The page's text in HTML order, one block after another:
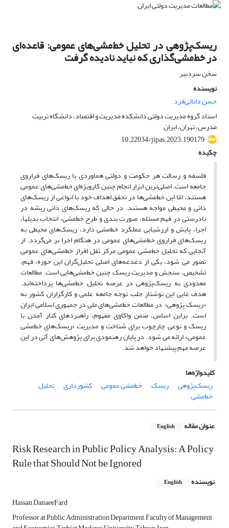
ریسک‌پژوهی در تحلیل خط‌مشی‌های عمومی: قاعده‌ای
در خط‌مشی‌گذاری که نباید نادیده گرفت
سخن سردبیر
نویسنده
حسن دانائی‌فرد
استاد گروه مدیریت دولتی دانشکده مدیریت و اقتصاد، دانشگاه تربیت
مدرس، تهران، ایران
10.22034/jipas.2023.190179
چکیده
فلسفه و رسالت هر حکومت و دولتی هماوردی با ریسک‌های فراروی
جامعه است. اصلی‌ترین ابزار انجام چنین کارویژه‌ای خط‌مشی‌های عمومی
هستند، امّا این خط‌مشی‌ها در تحقق اهداف خود با انواعی از ریسک‌های
ذاتی و محیطی مواجه هستند. در حالی که ریسک‌های ذاتی ریشه در
نادرستی در فهم مسئله، صورت بندی و طرح خط‌مشی، انتخاب بدیلها،
اجرا، پایش و ارزشیابی عملکرد خط‌مشی دارد، ریسک‌های محیطی به
ریسک‌های فراروی خط‌مشی‌های عمومی در هنگام اجرا بر می‌گردد. از
آنجایی که تحلیل خط‌مشی عمومی مرکز ثقل اِفراز خط‌مشی‌های عمومی
تصور می شود، یکی از دغدغه‌های اصلی تحلیل‌گران این حوزه، فهم،
تشخیص، سنجش و مدیریت ریسک چنین خط‌مشی‌هایی است. مطالعات
معدودی به ریسک‌پژوهی در عرصه تحلیل خط‌مشی‌ها پرداخته‌اند.
هدف غایی این نوشتار جلب توجه جامعه علمی و کارگزاران کشور به
«ریسک پژوهی» در مطالعات خط‌مشی‌های ملی در جمهوری اسلامی ایران
است. براین اساس، ضمن واکاوی مفهوم، راهبردهای کنار آمدن با
ریسک و نوعی چارچوب برای شناخت و مدیریت «ریسک‌های خط‌مشی
عمومی» ارائه می شود. در پایان رهنمودی برای پژوهش‌های آتی در این
عرصه مهم پیشنهاد خواهد شد.
کلیدواژه‌ها
ریسک‌پژوهی
ریسک خط‌مشی عمومی کشورداری تحلیل
خط‌مشی
عنوان مقاله English
Risk Research in Public Policy Analysis: A Policy
Rule that Should Not be Ignored
نویسنده English
Hassan DanaeeFard
Professor at Public Administration Department, Faculty of Management